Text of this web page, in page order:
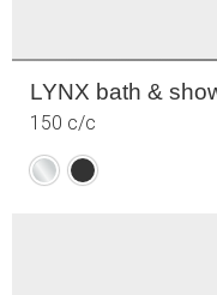
LYNX bath &
150 c/c
KromMattsvart